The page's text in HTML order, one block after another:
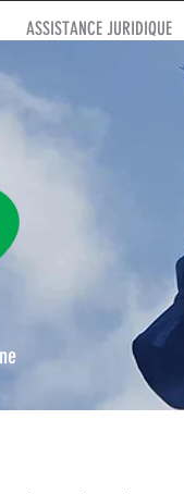
ASSISTANCE JURIDIQUE